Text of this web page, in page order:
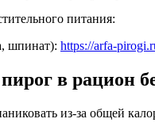
питания:
шпинат): https://arfa-
в рацион
из-за общей